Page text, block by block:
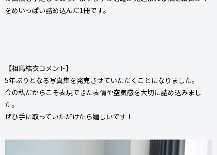
をめいっぱい詰め込んだ1冊です。
【相⾺結⾐コメント】
5年ぶりとなる写真集を発売させていただくことになりました。
今の私だからこそ表現できた表情や空気感を⼤切に詰め込みまし
た。
ぜひ⼿に取っていただけたら嬉しいです！